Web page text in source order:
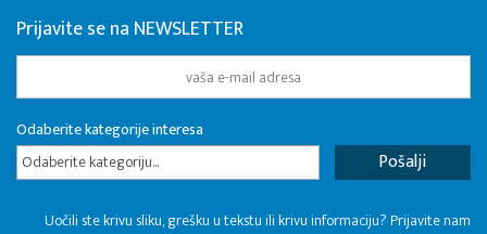
Prijavite se na NEWSLETTER
Odaberite kategorije interesa
Odaberite kategoriju...
Uočili ste krivu sliku, grešku u tekstu ili krivu informaciju? Prijavite nam